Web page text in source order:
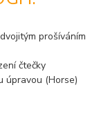
prošíváním
čtečky
úpravou (Horse)